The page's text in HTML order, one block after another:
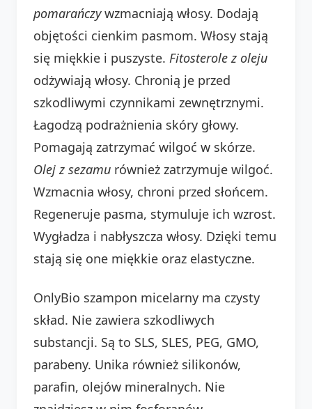
pomarańczywzmacniają włosy. Dodają
objętości cienkim pasmom. Włosy stają
się miękkie i puszyste. Fitosterole z oleju
odżywiają włosy. Chronią je przed
szkodliwymi czynnikami zewnętrznymi.
Łagodzą podrażnienia skóry głowy.
Pomagają zatrzymać wilgoć w skórze.
Olej z sezamu również zatrzymuje wilgoć.
Wzmacnia włosy, chroni przed słońcem.
Regeneruje pasma, stymuluje ich wzrost.
Wygładza i nabłyszcza włosy. Dzięki temu
stają się one miękkie oraz elastyczne.
OnlyBio szampon micelarny ma czysty
skład. Nie zawiera szkodliwych
substancji. Są to SLS, SLES, PEG, GMO,
parabeny. Unika również silikonów,
parafin, olejów mineralnych. Nie